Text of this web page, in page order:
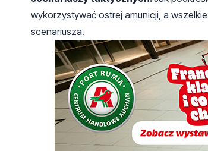
wykorzystywać ostrej amunicji, a
scenariusza.